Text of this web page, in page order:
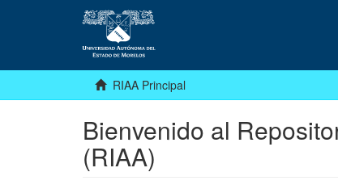
RIAA Principal
Bienvenido al
(RIAA)